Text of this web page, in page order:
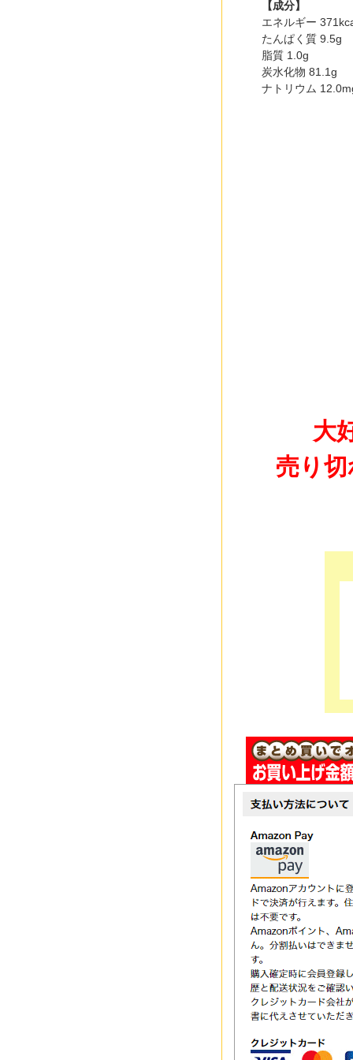
【成分】
エネルギー
たんぱく質 9.5g
脂質 1.0g
炭水化物 81.1g
ナトリウム
大
売り